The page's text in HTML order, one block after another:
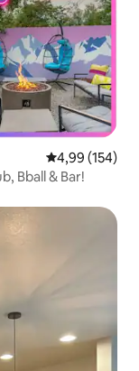
Prosječna
4,99 (154)
Bball & Bar!